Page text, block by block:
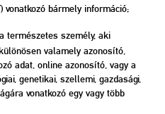
vonatkozó bármely információ;
természetes személy, aki
valamely azonosító,
adat, online azonosító, vagy a
genetikai, szellemi, gazdasági,
vonatkozó egy vagy több